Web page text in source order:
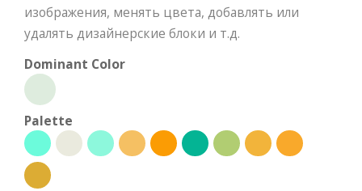
изображения, менять цвета, добавлять или
удалять дизайнерские блоки и т.д.
Dominant Color
Palette